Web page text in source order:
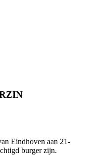
Eindhoven aan 21-
burger zijn.